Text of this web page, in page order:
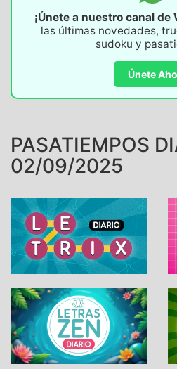
¡Únete a nuestro canal de
las últimas novedades,
sudoku y
Únete
PASATIEMPOS
02/09/2025